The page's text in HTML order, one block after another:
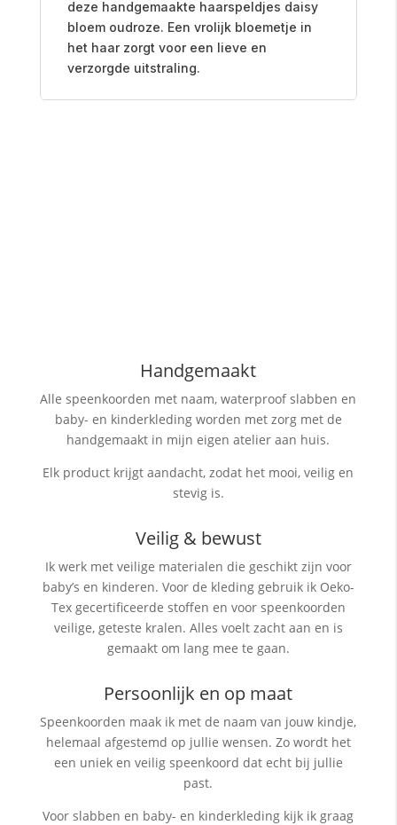
deze handgemaakte haarspeldjes daisy
bloem oudroze. Een vrolijk bloemetje in
het haar zorgt voor een lieve en
verzorgde uitstraling.
Handgemaakt
Alle speenkoorden met naam, waterproof slabbenen
baby- en kinderkleding worden met zorg met de
handgemaakt in mijn eigen atelier aan huis.
Elk product krijgt aandacht, zodat het mooi, veilig en
stevig is.
Veilig & bewust
Ik werk met veilige materialen die geschikt zijn voor
baby’s en kinderen. Voor de kleding gebruik ik Oeko-
Tex gecertificeerde stoffen en voor speenkoorden
veilige, geteste kralen. Alles voelt zacht aan en is
gemaakt om lang mee te gaan.
Persoonlijk en op maat
Speenkoorden maak ik met de naam van jouw kindje,
helemaal afgestemd op jullie wensen. Zo wordt het
een uniek en veilig speenkoord dat echt bij jullie
past.
Voor slabben en baby- en kinderkleding kijk ik graag